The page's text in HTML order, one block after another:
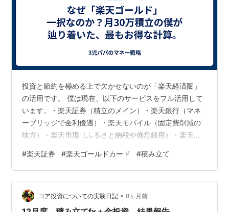
投資と節約を極める上で欠かせないのが「楽天経済圏」
の活用です。 僕は現在、以下のサービスをフル活用して
います。・楽天証券（積立のメイン）・楽天銀行（マネ
ーブリッジで金利優遇）・楽天モバイル（固定費削減の
味方）・楽天市場（ふるさと納税や備忘録用）・楽天ゴ
ドで十分」という声も聞きますが、僕の場合はこっちの
方がよいです。 現在、僕は月30万円というかなりの額を
積み立てています。ここで効いてくるのが「楽天ゴール
ドカード」のポイント還元率と、年会費のバランスで
す。 実は、投信積立ポイントの還元率と年会費（2,200
#楽天証券 #楽天ゴールドカード #積み立て
コア投資についての実験日記 • 8ヶ月前